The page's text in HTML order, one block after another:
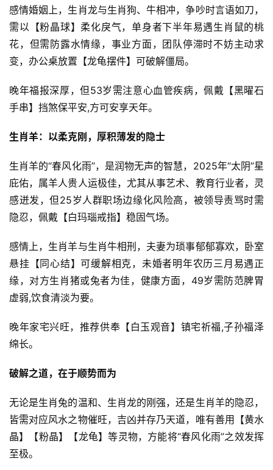
感情婚姻上，生肖龙与生肖狗、牛相冲，争吵时言语如刀，
需以【粉晶球】柔化戾气，单身者下半年易遇生肖鼠的桃
花，但需防露水情缘，事业方面，团队停滞时不妨主动求
变，办公桌放置【龙龟摆件】可破解僵局。
晚年福报深厚，但53岁需注意心血管疾病，佩戴【黑曜石
手串】挡煞保平安,方可安享天年。
生肖羊：以柔克刚，厚积薄发的隐士
生肖羊的“春风化雨”，是润物无声的智慧，2025年“太阴”星
庇佑，属羊人贵人运极佳，尤其从事艺术、教育行业者，灵
感迸发，但25岁人群职场边缘化风险高，被领导责骂时需
隐忍，佩戴【白玛瑙戒指】稳固气场。
感情上，生肖羊与生肖牛相刑，夫妻为琐事郁郁寡欢，卧室
悬挂【同心结】可缓解相克，未婚者明年农历三月易遇正
缘，对方生肖猪或兔者为佳，健康方面，49岁需防范脾胃
虚弱,饮食清淡为要。
晚年家宅兴旺，推荐供奉【白玉观音】镇宅祈福,子孙福泽
绵长。
破解之道，在于顺势而为
无论是生肖兔的温和、生肖龙的刚强，还是生肖羊的隐忍，
皆需对应风水之物催旺，吉凶并存乃天道，唯有善用【黄水
晶】【粉晶】【龙龟】等灵物，方能将“春风化雨”之效发挥
至极。